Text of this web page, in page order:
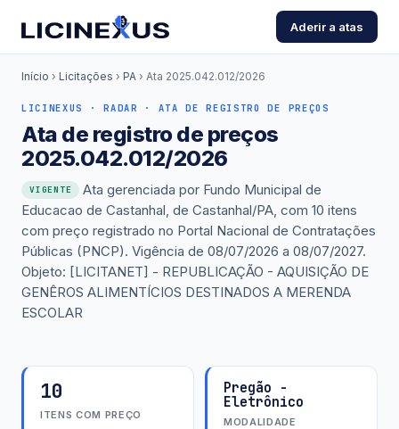
Aderir a atas
Início › Licitações › PA › Ata 2025.042.012/2026
LICINEXUS · RADAR · ATA DE REGISTRO DE PREÇOS
Ata de registro de preços
2025.042.012/2026
VIGENTE
Ata gerenciada por Fundo Municipal de
Educacao de Castanhal, de Castanhal/PA, com 10 itens
com preço registrado no Portal Nacional de Contratações
Públicas (PNCP). Vigência de 08/07/2026 a 08/07/2027.
Objeto: [LICITANET] - REPUBLICAÇÃO - AQUISIÇÃO DE
GENÊROS ALIMENTÍCIOS DESTINADOS A MERENDA
ESCOLAR
10
ITENS COM PREÇO
Pregão -
Eletrônico
MODALIDADE